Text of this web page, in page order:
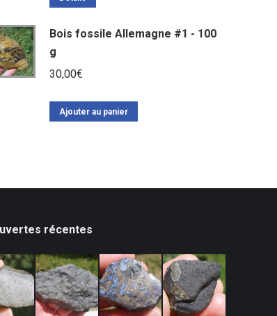
Bois fossile Allemagne #1 - 100
g
30,00€
Ajouter au panier
récentes